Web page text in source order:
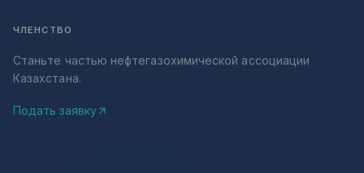
ЧЛЕНСТВО
Станьте частью нефтегазохимической ассоциации
Казахстана.
Подать заявку